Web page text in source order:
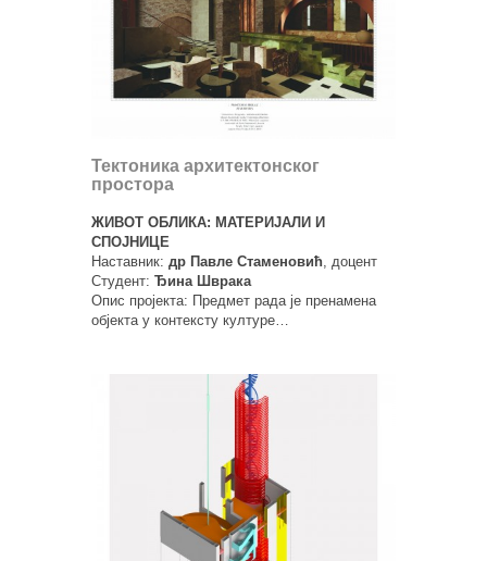
Тектоника архитектонског
простора
ЖИВОТ ОБЛИКА: МАТЕРИЈАЛИ И
СПОЈНИЦЕ
Наставник: др Павле Стаменовић , доцент
Студент: Ђина Шврака
Опис пројекта: Предмет рада је пренамена
објекта у контексту културе…